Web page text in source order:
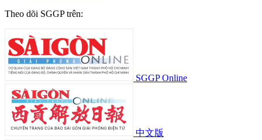
Theo dõi SGGP trên:
SGGP Online
中文版